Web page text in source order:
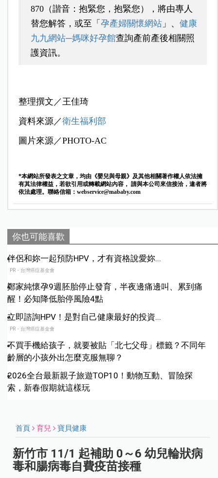
870（諧音：抱緊您，抱緊您），將由專人
替您解答，或至「 孕產婦關懷網站」、 健康
九九網站─媽咪好孕館查詢產前產後相關照
護資訊。
整理撰文／王佳琦
資料來源／衛生福利部
圖片來源／PHOTO-AC
*本網站所發表之文章，均由《嬰兒與母親》及其他相關著作權人依法擁
有其法律權益，若欲引用或轉載網站內容， 請與本公司來信接洽，違者將
依法處理。聯絡信箱： webservice@mababy.com
你也可能喜歡
伴侶和妳一起預防HPV，才有資格說愛妳...
PR・台灣癌症基金會
鄭家純懷孕9週胚胎停止發育，半夜邊痛邊叫、累到痛
醒！必知降低胎停風險4點
立即諮詢HPV！是對自己健康最好的投資...
PR・台灣癌症基金會
不買手機給孩子，就要被貼「北七父母」標籤？不同年
齡層的小孩外出怎麼克服無聊？
2026全台最新親子旅遊TOP10！動物互動、冒險探
索，新春假期就這樣玩
首頁 育兒 寶貝健康
新竹市 11/1 起補助 0～6 幼兒輪狀病
毒和腸病毒自費疫苗接種